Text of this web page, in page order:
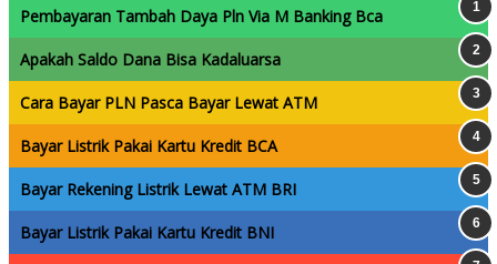
Pembayaran Tambah Daya Pln Via M Banking Bca
Apakah Saldo Dana Bisa Kadaluarsa
Cara Bayar PLN Pasca Bayar Lewat ATM
Bayar Listrik Pakai Kartu Kredit BCA
Bayar Rekening Listrik Lewat ATM BRI
Bayar Listrik Pakai Kartu Kredit BNI